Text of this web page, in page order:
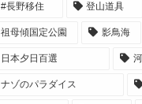
#長野移住 登山道具
祖母傾国定公園 影鳥海
日本夕日百選
ナゾのパラダイス